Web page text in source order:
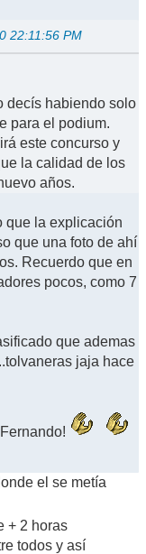
22:11:56 PM
decís habiendo solo
para el podium.
este concurso y
la calidad de los
años.
que la explicación
que una foto de ahí
Recuerdo que en
pocos, como 7
que ademas
jaja hace
el se metía
+ 2 horas
todos y así